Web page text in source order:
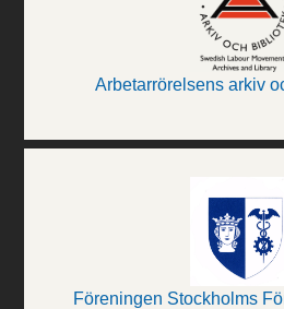
Arbetarrörelsens arkiv
Föreningen Stockholms